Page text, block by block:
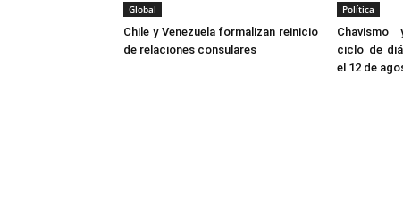
Global
Chile y Venezuela formalizan reinicio
de relaciones consulares
Política
Chavismo
ciclo de
el 12 de